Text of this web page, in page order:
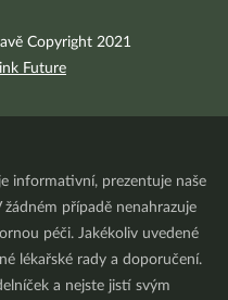
Copyright 2021
Future
informativní, prezentuje naše
případě nenahrazuje
péči. Jakékoliv uvedené
lékařské rady a doporučení.
a nejste jistí svým